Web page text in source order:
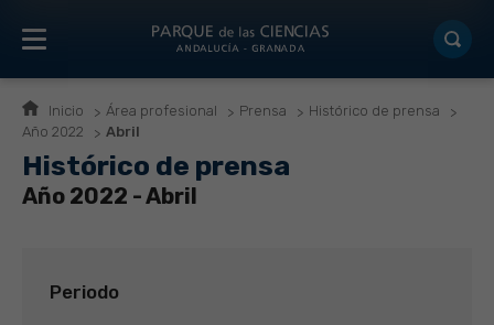
Inicio Área profesional Prensa
Histórico de prensa
Año 2022
Abril
Histórico de prensa
Año 2022 - Abril
Periodo